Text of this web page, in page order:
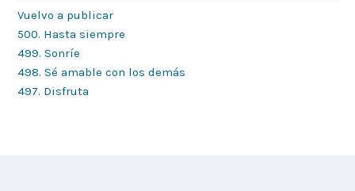
Vuelvo a publicar
500. Hasta siempre
499. Sonríe
498. Sé amable con los demás
497. Disfruta